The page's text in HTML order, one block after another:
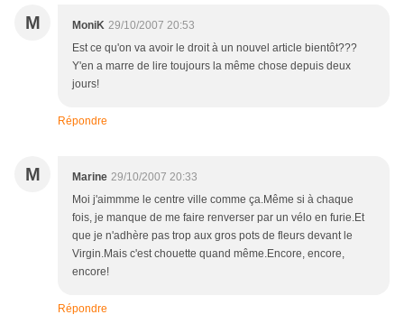
M MoniK 29/10/2007 20:53
Est ce qu'on va avoir le droit à un nouvel article bientôt???
Y'en a marre de lire toujours la même chose depuis deux
jours!
Répondre
M Marine 29/10/2007 20:33
Moi j'aimmme le centre ville comme ça.Même si à chaque
fois, je manque de me faire renverser par un vélo en furie.Et
que je n'adhère pas trop aux gros pots de fleurs devant le
Virgin.Mais c'est chouette quand même.Encore, encore,
encore!
Répondre